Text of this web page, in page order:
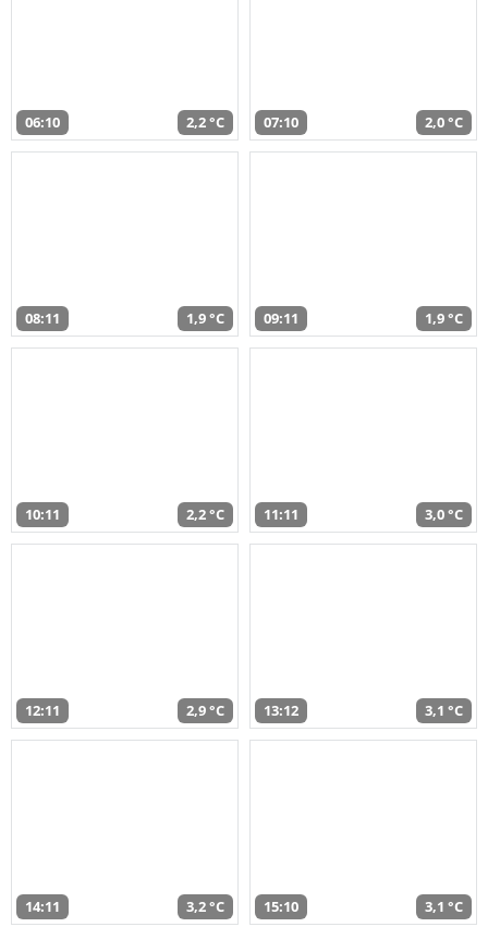
06:10 2,2 °C 07:10 2,0 °C
08:11 1,9 °C 09:11 1,9 °C
10:11 2,2 °C 11:11 3,0 °C
12:11 2,9 °C 13:12 3,1 °C
14:11 3,2 °C 15:10 3,1 °C